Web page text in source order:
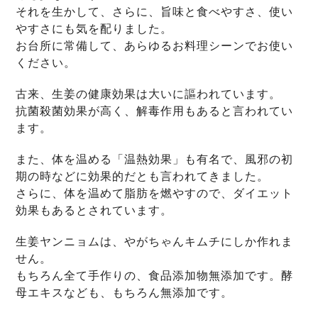
それを生かして、さらに、旨味と食べやすさ、使い
やすさにも気を配りました。
お台所に常備して、あらゆるお料理シーンでお使い
ください。
古来、生姜の健康効果は大いに謳われています。
抗菌殺菌効果が高く、解毒作用もあると言われてい
ます。
また、体を温める「温熱効果」も有名で、風邪の初
期の時などに効果的だとも言われてきました。
さらに、体を温めて脂肪を燃やすので、ダイエット
効果もあるとされています。
生姜ヤンニョムは、やがちゃんキムチにしか作れま
せん。
もちろん全て手作りの、食品添加物無添加です。酵
母エキスなども、もちろん無添加です。